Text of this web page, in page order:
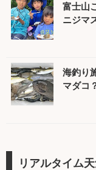
富士山
ニジマ
海釣り
マダコ
リアルタイム